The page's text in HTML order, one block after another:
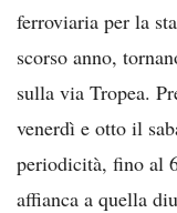
ferroviaria per la
scorso anno,
sulla via Tropea.
venerdì e otto il
periodicità, fino al
affianca a quella